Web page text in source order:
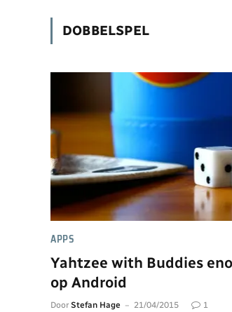
DOBBELSPEL
APPS
Yahtzee with Buddies
op Android
Door Stefan Hage 21/04/2015 1